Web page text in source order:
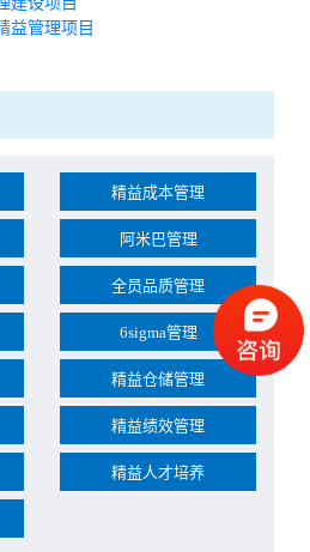
益管理项目
精益成本管理
阿米巴管理
全员品质管理
6sigma管理
精益仓储管理
精益绩效管理
精益人才培养